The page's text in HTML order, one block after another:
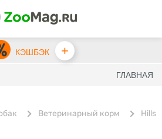
КЭШБЭК +
ГЛАВНАЯ
Ветеринарный корм Hills